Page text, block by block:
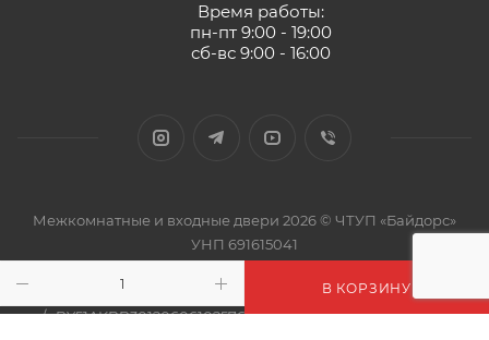
В КОРЗИНУ
Время работы:
пн-пт 9:00 - 19:00
сб-вс 9:00 - 16:00
Межкомнатные и входные двери 2026 © ЧТУП «Байдорс»
УНП 691615041
Дзержинск, 1-ая Ленинская, 43/2
р/с BY51AKBB30120606102576000000 в ЦБУ 606 ОАО "АСБ